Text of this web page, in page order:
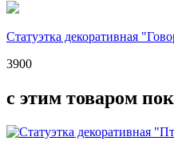
Статуэтка декоративная
3900
с этим товаром